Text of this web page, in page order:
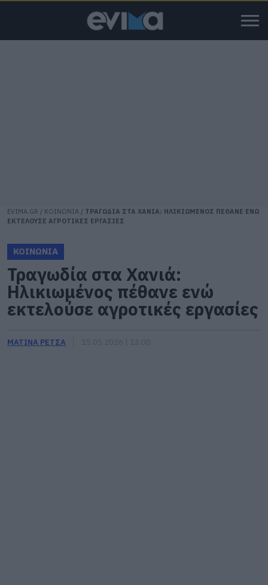
EVIMA.GR / ΚΟΙΝΩΝΙΑ / ΤΡΑΓΩΔΙΑ ΣΤΑ ΧΑΝΙΑ: ΗΛΙΚΙΩΜΕΝΟΣ ΠΕΘΑΝΕ ΕΝΩ
ΕΚΤΕΛΟΥΣΕ ΑΓΡΟΤΙΚΕΣ ΕΡΓΑΣΙΕΣ
ΚΟΙΝΩΝΙΑ
Τραγωδία στα Χανιά:
Ηλικιωμένος πέθανε ενώ
εκτελούσε αγροτικές εργασίες
ΜΑΤΙΝΑ ΡΕΤΣΑ